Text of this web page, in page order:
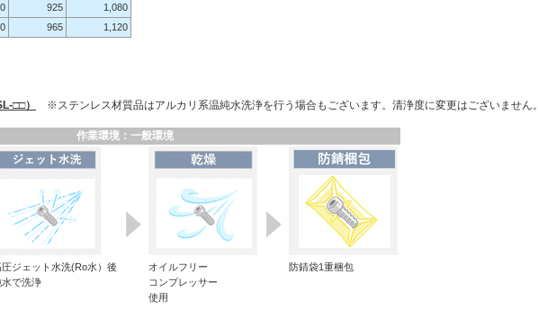
925
1,080
965 1,120
□□） ※ステンレス材質品はアルカリ系温純水洗浄を行う場合もございます。清浄度に変更はございません。
作業環境：一般環境
圧ジェット水洗(Ro水）後
水で洗浄
オイルフリー
コンプレッサー
使用
防錆袋1重梱包